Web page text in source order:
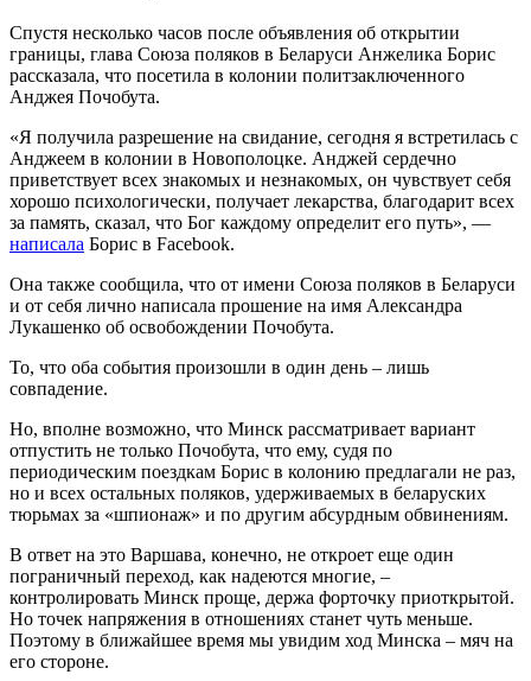
Спустя несколько часов после объявления об открытии
границы, глава Союза поляков в Беларуси Анжелика Борис
рассказала, что посетила в колонии политзаключенного
Анджея Почобута.
«Я получила разрешение на свидание, сегодня я встретилась с
Анджеем в колонии в Новополоцке. Анджей сердечно
приветствует всех знакомых и незнакомых, он чувствует себя
хорошо психологически, получает лекарства, благодарит всех
за память, сказал, что Бог каждому определит его путь», —
написала Борис в Facebook.
Она также сообщила, что от имени Союза поляков в Беларуси
и от себя лично написала прошение на имя Александра
Лукашенко об освобождении Почобута.
То, что оба события произошли в один день – лишь
совпадение.
Но, вполне возможно, что Минск рассматривает вариант
отпустить не только Почобута, что ему, судя по
периодическим поездкам Борис в колонию предлагали не раз,
но и всех остальных поляков, удерживаемых в беларуских
тюрьмах за «шпионаж» и по другим абсурдным обвинениям.
В ответ на это Варшава, конечно, не откроет еще один
пограничный переход, как надеются многие, –
контролировать Минск проще, держа форточку приоткрытой.
Но точек напряжения в отношениях станет чуть меньше.
Поэтому в ближайшее время мы увидим ход Минска – мяч на
его стороне.